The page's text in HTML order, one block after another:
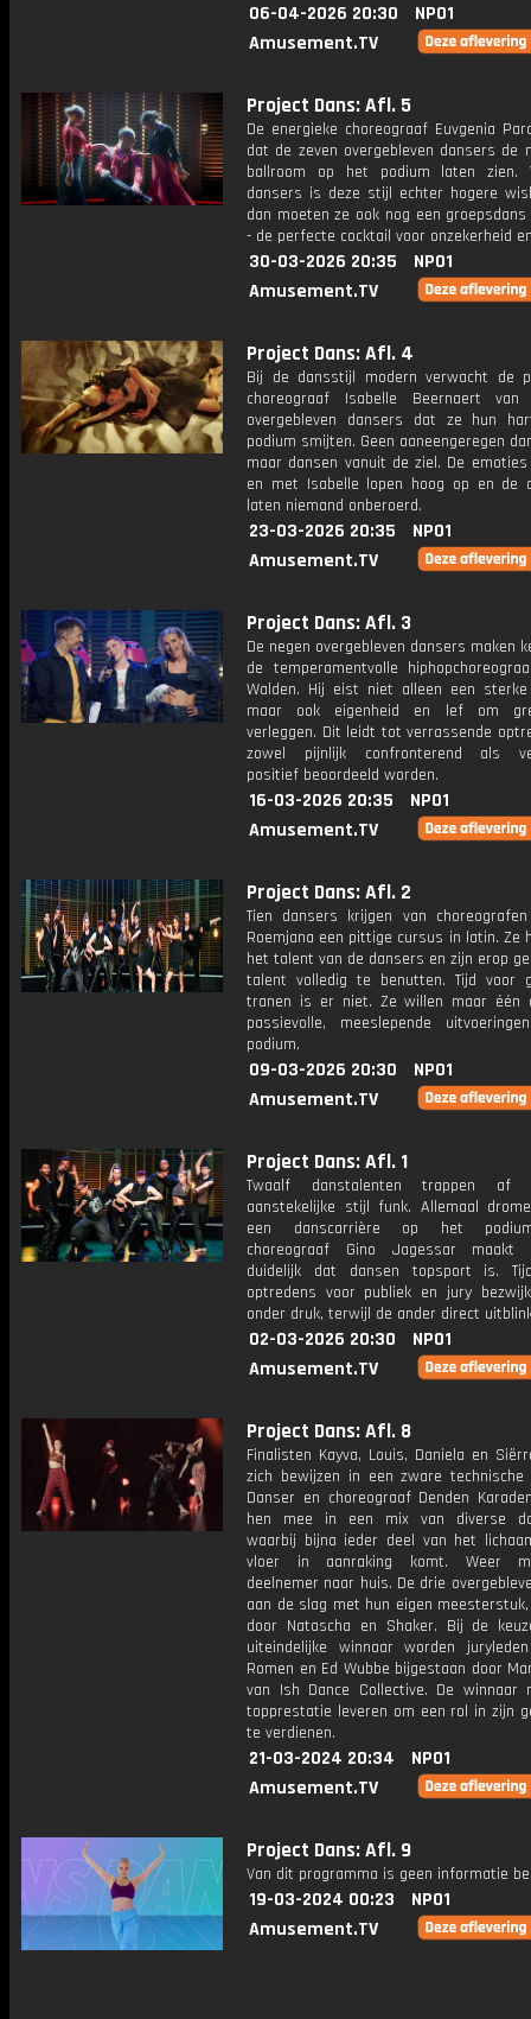
06-04-2026 20:30
NPO1
Amusement.TV
Project Dans: Afl. 5
De energieke choreograaf Euvgenia
dat de zeven overgebleven dansers de
ballroom op het podium laten zien.
dansers is deze stijl echter hogere
dan moeten ze ook nog een
- de perfecte cocktail voor onzekerheid
30-03-2026 20:35
NPO1
Amusement.TV
Project Dans: Afl. 4
Bij de dansstijl modern verwacht de
choreograaf Isabelle Beernaert
overgebleven dansers dat ze hun
podium smijten. Geen aaneengeregen
maar dansen vanuit de ziel. De
en met Isabelle lopen hoog op en de
laten niemand onberoerd.
23-03-2026 20:35
NPO1
Amusement.TV
Project Dans: Afl. 3
De negen overgebleven dansers maken
de temperamentvolle
Walden. Hij eist niet alleen een sterke
maar ook eigenheid en lef om
verleggen. Dit leidt tot verrassende
zowel pijnlijk confronterend als
positief beoordeeld worden.
16-03-2026 20:35
NPO1
Amusement.TV
Project Dans: Afl. 2
Tien dansers krijgen van
Roemjana een pittige cursus in latin. Ze
het talent van de dansers en zijn erop
talent volledig te benutten. Tijd voor
tranen is er niet. Ze willen maar één
passievolle, meeslepende
podium.
09-03-2026 20:30
NPO1
Amusement.TV
Project Dans: Afl. 1
Twaalf danstalenten trappen
aanstekelijke stijl funk. Allemaal
een danscarrière op het
choreograaf Gino Jagessar
duidelijk dat dansen topsport is.
optredens voor publiek en jury
onder druk, terwijl de ander direct
02-03-2026 20:30
NPO1
Amusement.TV
Project Dans: Afl. 8
Finalisten Kayva, Louis, Daniela en
zich bewijzen in een zware technische
Danser en choreograaf Denden
hen mee in een mix van diverse
waarbij bijna ieder deel van het
vloer in aanraking komt. Weer
deelnemer naar huis. De drie
aan de slag met hun eigen
door Natascha en Shaker. Bij de
uiteindelijke winnaar worden
Romen en Ed Wubbe bijgestaan door
van Ish Dance Collective. De winnaar
topprestatie leveren om een rol in zijn
te verdienen.
21-03-2024 20:34
NPO1
Amusement.TV
Project Dans: Afl. 9
Van dit programma is geen informatie
19-03-2024 00:23
NPO1
Amusement.TV